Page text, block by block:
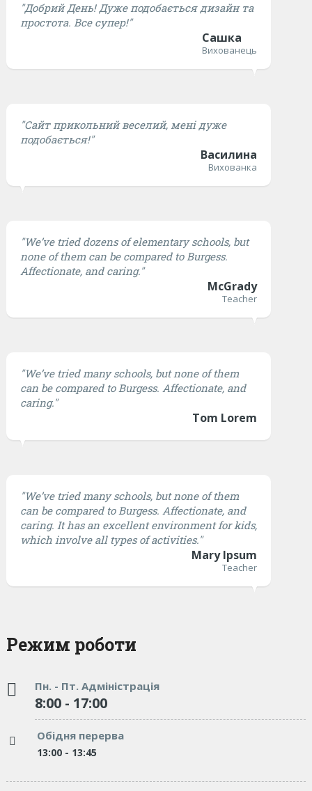
"Добрий День! Дуже подобається дизайн та
простота. Все супер!"
Сашка
Вихованець
"Сайт прикольний веселий, мені дуже
подобається!"
Василина
Вихованка
"We’ve tried dozens of elementary schools, but
none of them can be compared to Burgess.
Affectionate, and caring."
McGrady
Teacher
"We’ve tried many schools, but none of them
can be compared to Burgess. Affectionate, and
caring."
Tom Lorem
"We’ve tried many schools, but none of them
can be compared to Burgess. Affectionate, and
caring. It has an excellent environment for kids,
which involve all types of activities."
Mary Ipsum
Teacher
Режим роботи
Пн. - Пт. Адміністрація
8:00 - 17:00
Обідня перерва
13:00 - 13:45